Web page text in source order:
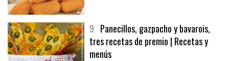
9 Panecillos, gazpacho y bavarois,
tres recetas de premio | Recetas y
menús